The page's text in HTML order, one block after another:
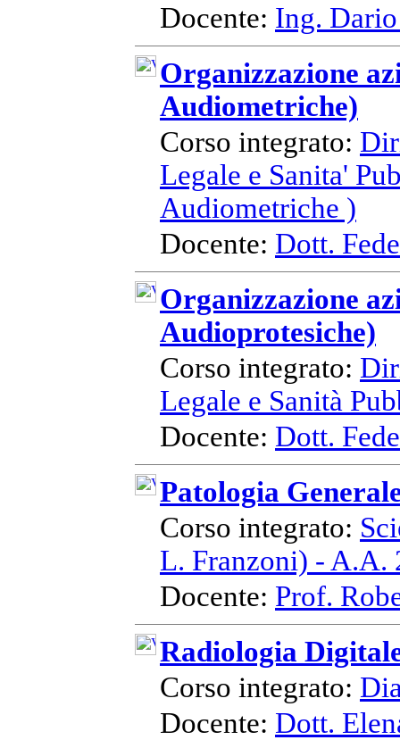
Docente: Ing.
Organizzazione
Audiometriche)
Corso integrato:
Legale e Sanita'
Audiometriche )
Docente: Dott.
Organizzazione
Audioprotesiche)
Corso integrato:
Legale e Sanità
Docente: Dott.
Patologia
Corso integrato:
L. Franzoni) - A.A.
Docente: Prof.
Radiologia
Corso integrato:
Docente: Dott.